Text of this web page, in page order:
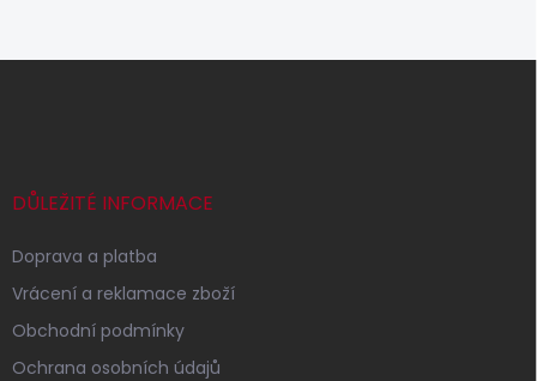
Z
DŮLEŽITÉ INFORMACE
Doprava a platba
Vrácení a reklamace zboží
Obchodní podmínky
Ochrana osobních údajů